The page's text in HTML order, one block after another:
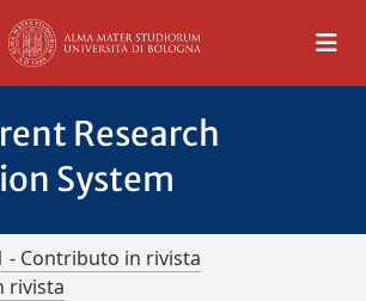
Research
System
- Contributo in rivista
rivista